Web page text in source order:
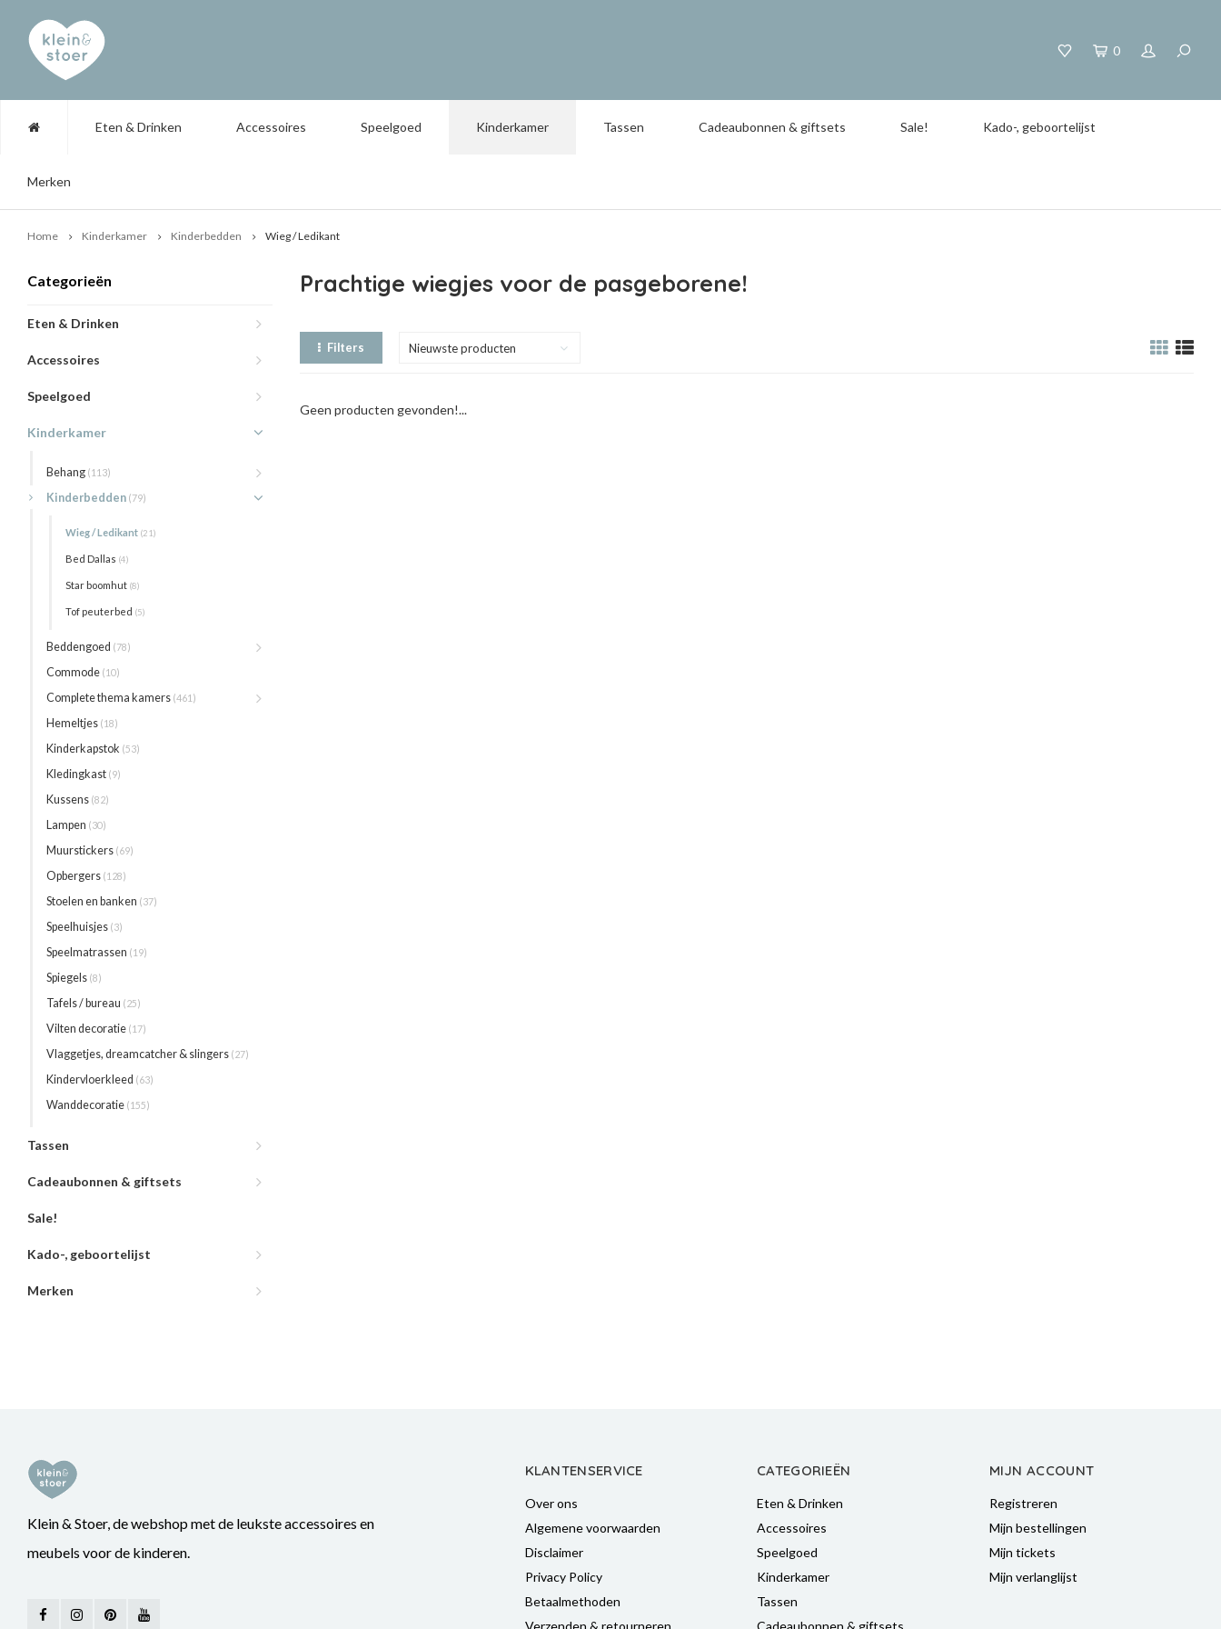
0
Eten & Drinken Accessoires Speelgoed Kinderkamer Tassen Cadeaubonnen & giftsets Sale! Kado-, geboortelijst
Merken
Home Kinderkamer Kinderbedden Wieg / Ledikant
Categorieën
Eten & Drinken
Accessoires
Speelgoed
Kinderkamer
Behang (113)
Kinderbedden (79)
Wieg / Ledikant (21)
Bed Dallas (4)
Star boomhut (8)
Tof peuterbed (5)
Beddengoed (78)
Commode (10)
Complete thema kamers (461)
Hemeltjes (18)
Kinderkapstok (53)
Kledingkast (9)
Kussens (82)
Lampen (30)
Muurstickers (69)
Opbergers (128)
Stoelen en banken (37)
Speelhuisjes (3)
Speelmatrassen (19)
Spiegels (8)
Tafels / bureau (25)
Vilten decoratie (17)
Vlaggetjes, dreamcatcher & slingers (27)
Kindervloerkleed (63)
Wanddecoratie (155)
Tassen
Cadeaubonnen & giftsets
Sale!
Kado-, geboortelijst
Merken
Prachtige wiegjes voor de pasgeborene!
Filters Nieuwste producten
Geen producten gevonden!...
Klein & Stoer, de webshop met de leukste accessoires en
meubels voor de kinderen.
KLANTENSERVICE
Over ons
Algemene voorwaarden
Disclaimer
Privacy Policy
Betaalmethoden
Verzenden & retourneren
CATEGORIEËN
Eten & Drinken
Accessoires
Speelgoed
Kinderkamer
Tassen
Cadeaubonnen & giftsets
MIJN ACCOUNT
Registreren
Mijn bestellingen
Mijn tickets
Mijn verlanglijst